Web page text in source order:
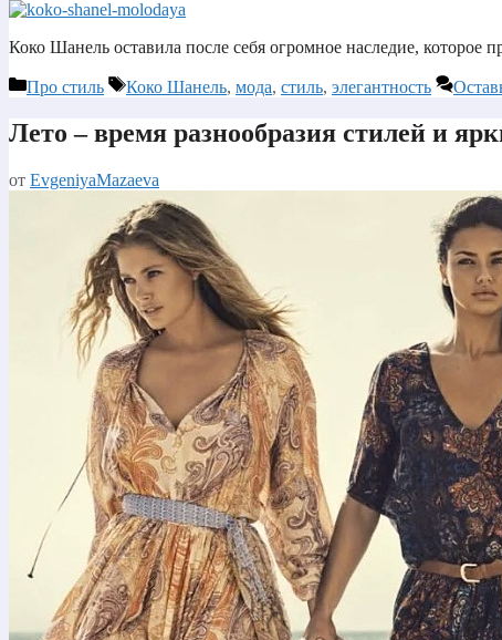
Коко Шанель оставила после себя огромное наследие,
Рубрики
Про стиль Метки
Коко Шанель, мода, стиль, элегантность
Лето – время разнообразия стилей и
от EvgeniyaMazaeva